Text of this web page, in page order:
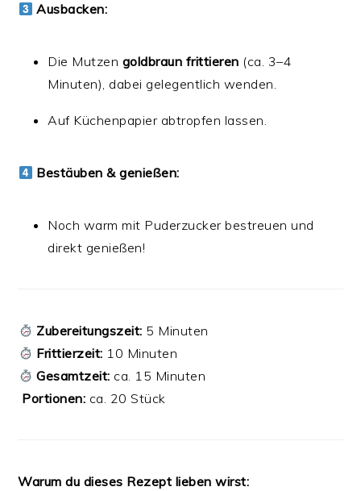
Ausbacken:
Die Mutzen goldbraun frittieren (ca. 3–4
Minuten), dabei gelegentlich wenden.
Auf Küchenpapier abtropfen lassen.
Bestäuben & genießen:
Noch warm mit Puderzucker bestreuen und
direkt genießen!
Zubereitungszeit: 5 Minuten
Frittierzeit: 10 Minuten
Gesamtzeit: ca. 15 Minuten
Portionen: ca. 20 Stück
Warum du dieses Rezept lieben wirst: